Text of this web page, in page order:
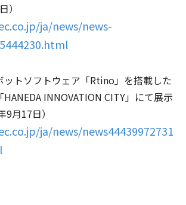
）
ja/news/news-
ットソフトウェア「Rtino」を搭載した
INNOVATION CITY」にて展示
月17日）
ja/news/news44439972731